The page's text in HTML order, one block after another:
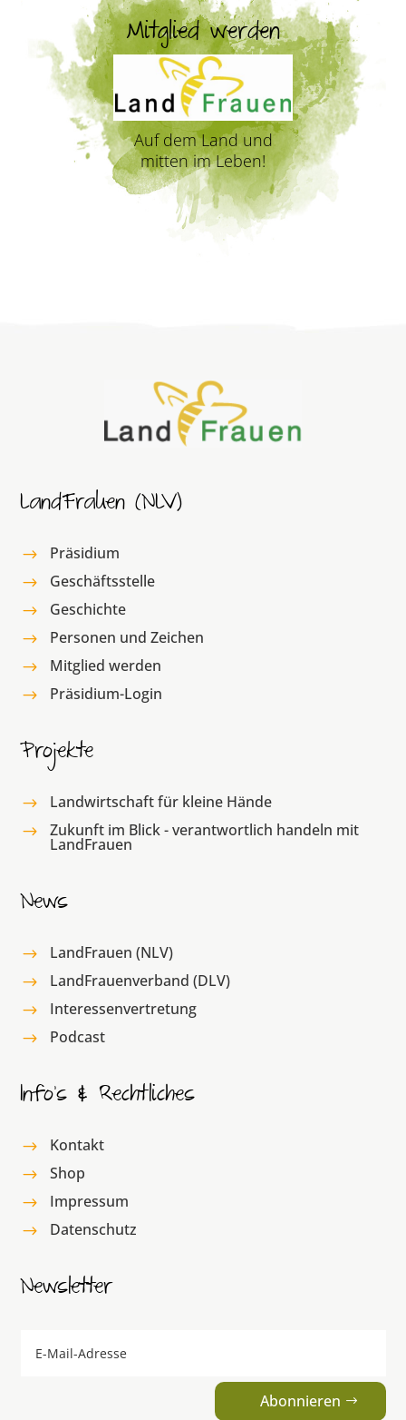
Mitglied werden
Auf dem Land und
mitten im Leben!
LandFrauen (NLV)
$ Präsidium
$ Geschäftsstelle
$ Geschichte
$ Personen und Zeichen
$ Mitglied werden
$ Präsidium-Login
Projekte
$ Landwirtschaft für kleine Hände
$ Zukunft im Blick - verantwortlich handeln mit
LandFrauen
News
$ LandFrauen (NLV)
$ LandFrauenverband (DLV)
$ Interessenvertretung
$ Podcast
Info’s & Rechtliches
$ Kontakt
$ Shop
$ Impressum
$ Datenschutz
Newsletter
Abonnieren